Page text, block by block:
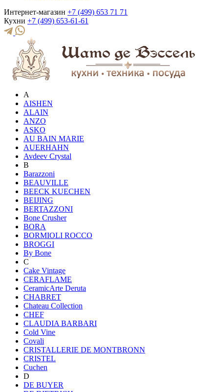
Интернет-магазин +7 (499) 653 71 71
Кухни +7 (499) 653-61-61
A
AISHEN
ALAIN
ANZO
ASKO
AU BAIN MARIE
AUERHAHN
Avdeev Crystal
B
Barazzoni
BEAUVILLE
BEECK KUECHEN
BEIJING
BERTAZZONI
Bone Crusher
BORA
BORMIOLI ROCCO
BROGGI
By Bone
C
Cake Vintage
CERAFLAME
CeramicArte Deruta
CHABRET
Chateau Collection
CHEF
CLAUDIA BARBARI
Cold Vine
Covali
CRISTALLERIE DE MONTBRONN
CRISTEL
Cuchen
D
DE BUYER